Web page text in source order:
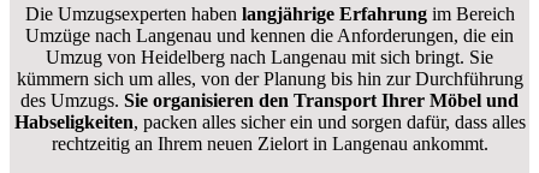
Die Umzugsexperten haben langjährige Erfahrungim Bereich
Umzüge nach Langenau und kennen die Anforderungen, die ein
Umzug von Heidelberg nach Langenau mit sich bringt. Sie
kümmern sich um alles, von der Planung bis hin zur Durchführung
des Umzugs. Sie organisieren den Transport Ihrer Möbel und
Habseligkeiten, packen alles sicher ein und sorgen dafür, dass alles
rechtzeitig an Ihrem neuen Zielort in Langenau ankommt.